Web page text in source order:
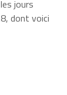
jours
dont voici